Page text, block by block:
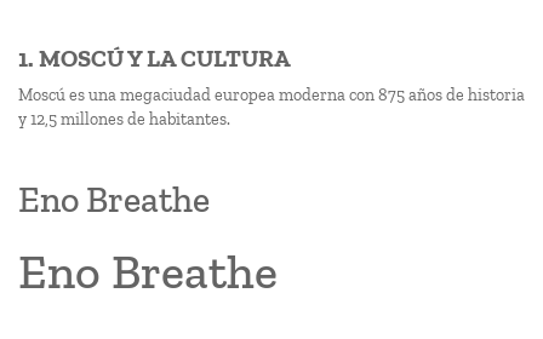
1. MOSCÚ Y LA CULTURA
Moscú es una megaciudad europea moderna con 875 años de historia
y 12,5 millones de habitantes.
Eno Breathe
Eno Breathe